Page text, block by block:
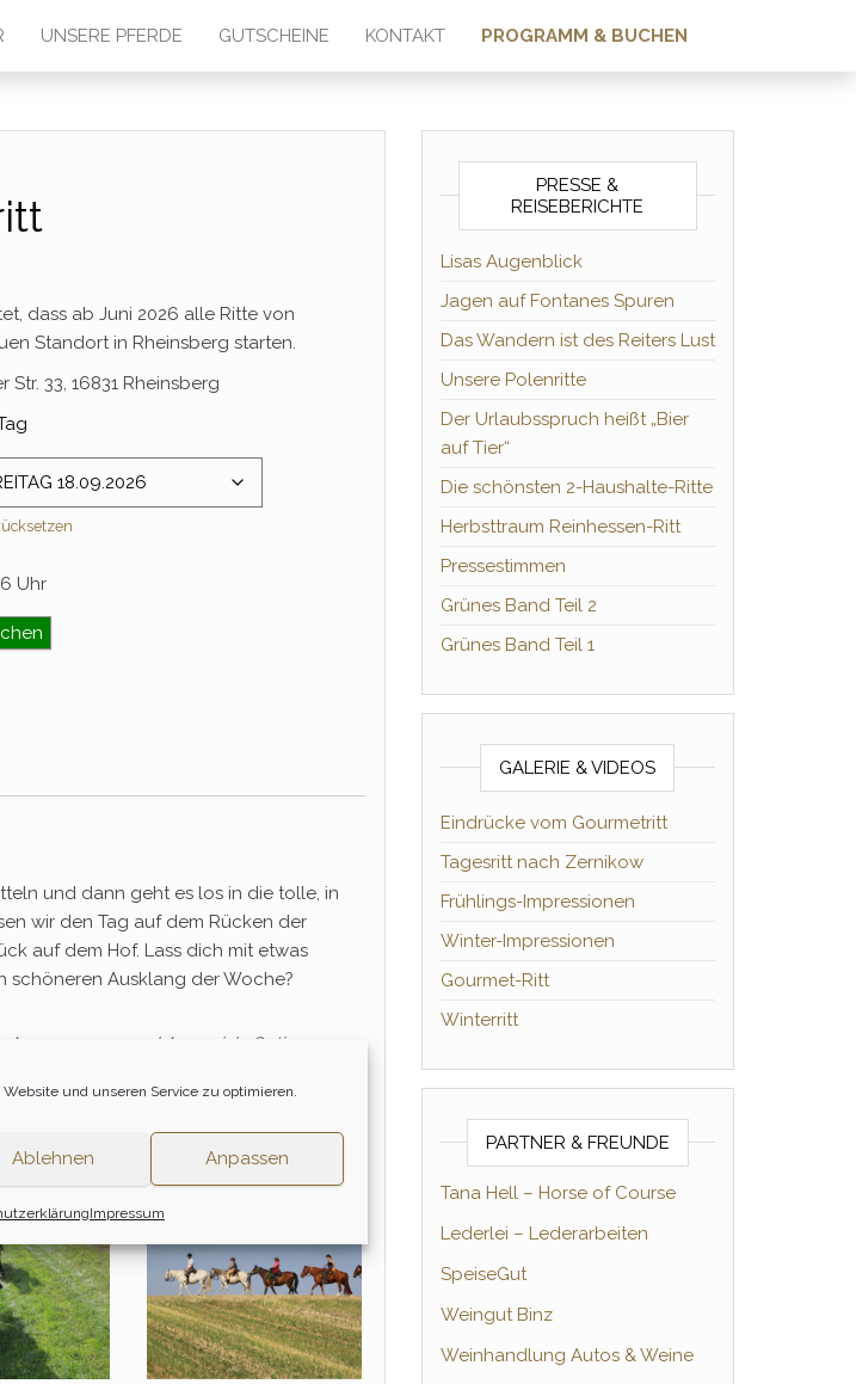
und unseren Service zu optimieren.
Ablehnen Anpassen
Impressum
UNSERE PFERDE GUTSCHEINE KONTAKT PROGRAMM & BUCHEN
dass ab Juni 2026 alle Ritte von
Standort in Rheinsberg starten.
Str. 33, 16831 Rheinsberg
Uhr
Menge
und dann geht es los in die tolle, in
wir den Tag auf dem Rücken der
auf dem Hof. Lass dich mit etwas
schöneren Ausklang der Woche?
und Ausweich-Optionen
PRESSE &
REISEBERICHTE
Lisas Augenblick
Jagen auf Fontanes Spuren
Das Wandern ist des Reiters Lust
Unsere Polenritte
Der Urlaubsspruch heißt „Bier
auf Tier“
Die schönsten 2-Haushalte-Ritte
Herbsttraum Reinhessen-Ritt
Pressestimmen
Grünes Band Teil 2
Grünes Band Teil 1
GALERIE & VIDEOS
Eindrücke vom Gourmetritt
Tagesritt nach Zernikow
Frühlings-Impressionen
Winter-Impressionen
Gourmet-Ritt
Winterritt
PARTNER & FREUNDE
Tana Hell – Horse of Course
Lederlei – Lederarbeiten
SpeiseGut
Weingut Binz
Weinhandlung Autos & Weine